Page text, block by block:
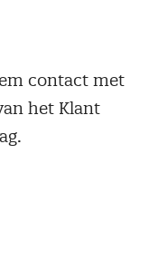
contact met
het Klant